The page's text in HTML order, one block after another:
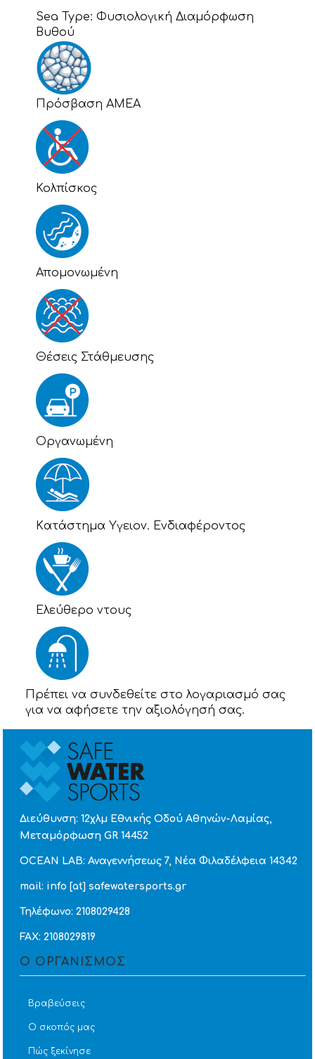
Sea Type:Φυσιολογική Διαμόρφωση
Βυθού
Πρόσβαση ΑΜΕΑ
Κολπίσκος
Απομονωμένη
Θέσεις Στάθμευσης
Οργανωμένη
Kατάστημα Υγειον. Ενδιαφέροντος
Eλεύθερο ντους
Πρέπει να συνδεθείτε στο λογαριασμό σας
για να αφήσετε την αξιολόγησή σας.
Διεύθυνση: 12χλμ Εθνικής Οδού Αθηνών-Λαμίας,
Μεταμόρφωση GR 14452
OCEAN LAB: Αναγεννήσεως 7, Νέα Φιλαδέλφεια 14342
mail: info [at] safewatersports.gr
Τηλέφωνο: 2108029428
FAX: 2108029819
Ο ΟΡΓΑΝΙΣΜΟΣ
Βραβεύσεις
Ο σκοπός μας
Πώς ξεκίνησε